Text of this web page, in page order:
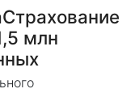
млн